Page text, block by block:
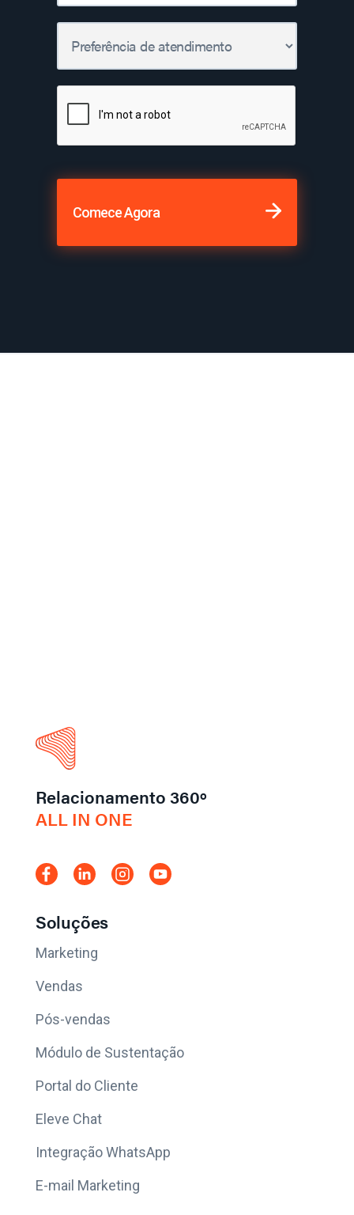
Comece Agora
Relacionamento 360º
ALL IN ONE
Soluções
Marketing
Vendas
Pós-vendas
Módulo de Sustentação
Portal do Cliente
Eleve Chat
Integração WhatsApp
E-mail Marketing